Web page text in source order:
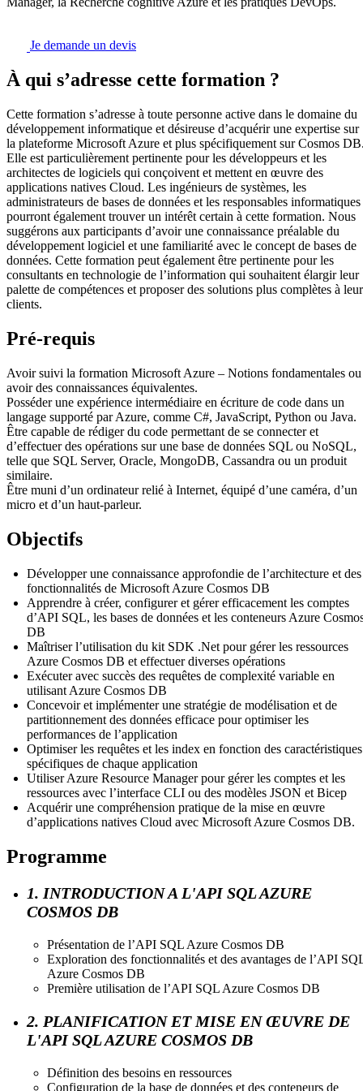
Je demande un devis
À qui s’adresse cette formation ?
Cette formation s’adresse à toute personne active dans le domaine du
développement informatique et désireuse d’acquérir une expertise sur
la plateforme Microsoft Azure et plus spécifiquement sur Cosmos
Elle est particulièrement pertinente pour les développeurs et les
architectes de logiciels qui conçoivent et mettent en œuvre des
applications natives Cloud. Les ingénieurs de systèmes, les
administrateurs de bases de données et les responsables informatiques
pourront également trouver un intérêt certain à cette formation. Nous
suggérons aux participants d’avoir une connaissance préalable du
développement logiciel et une familiarité avec le concept de bases de
données. Cette formation peut également être pertinente pour les
consultants en technologie de l’information qui souhaitent élargir leur
palette de compétences et proposer des solutions plus complètes à
clients.
Pré-requis
Avoir suivi la formation Microsoft Azure – Notions fondamentales ou
avoir des connaissances équivalentes.
Posséder une expérience intermédiaire en écriture de code dans un
langage supporté par Azure, comme C#, JavaScript, Python ou Java.
Être capable de rédiger du code permettant de se connecter et
d’effectuer des opérations sur une base de données SQL ou NoSQL,
telle que SQL Server, Oracle, MongoDB, Cassandra ou un produit
similaire.
Être muni d’un ordinateur relié à Internet, équipé d’une caméra, d’un
micro et d’un haut-parleur.
Objectifs
Développer une connaissance approfondie de l’architecture et des
fonctionnalités de Microsoft Azure Cosmos DB
Apprendre à créer, configurer et gérer efficacement les comptes
d’API SQL, les bases de données et les conteneurs Azure
DB
Maîtriser l’utilisation du kit SDK .Net pour gérer les ressources
Azure Cosmos DB et effectuer diverses opérations
Exécuter avec succès des requêtes de complexité variable en
utilisant Azure Cosmos DB
Concevoir et implémenter une stratégie de modélisation et de
partitionnement des données efficace pour optimiser les
performances de l’application
Optimiser les requêtes et les index en fonction des caractéristiques
spécifiques de chaque application
Utiliser Azure Resource Manager pour gérer les comptes et les
ressources avec l’interface CLI ou des modèles JSON et Bicep
Acquérir une compréhension pratique de la mise en œuvre
d’applications natives Cloud avec Microsoft Azure Cosmos DB.
Programme
1. INTRODUCTION A L'API SQL AZURE
COSMOS DB
Présentation de l’API SQL Azure Cosmos DB
Exploration des fonctionnalités et des avantages de l’API
Azure Cosmos DB
Première utilisation de l’API SQL Azure Cosmos DB
2. PLANIFICATION ET MISE EN ŒUVRE DE
L'API SQL AZURE COSMOS DB
Définition des besoins en ressources
Configuration de la base de données et des conteneurs de